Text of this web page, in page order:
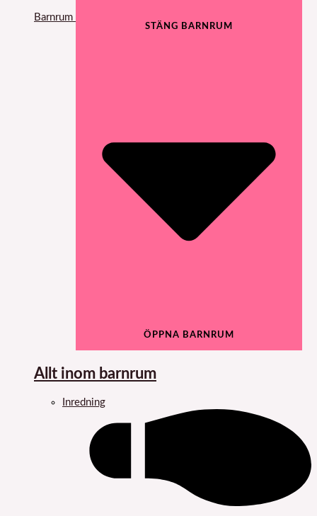
Barnrum
STÄNG BARNRUM
ÖPPNA BARNRUM
Allt inom barnrum
Inredning